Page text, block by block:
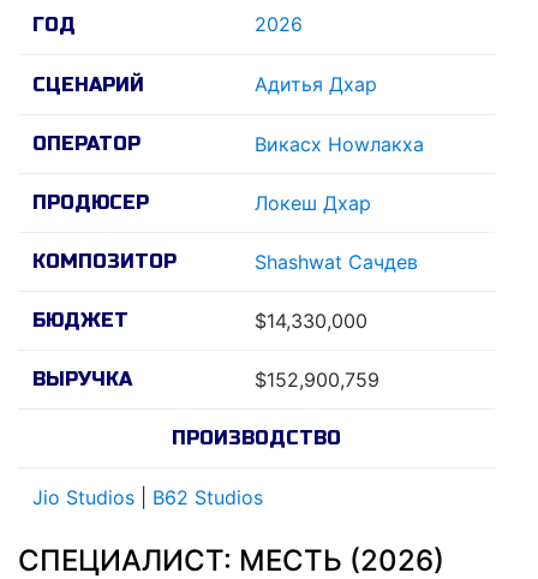
ГОД 2026
СЦЕНАРИЙ Адитья Дхар
ОПЕРАТОР Викасх Ноwлакха
ПРОДЮСЕР Локеш Дхар
КОМПОЗИТОР Shashwat Сачдев
БЮДЖЕТ $14,330,000
ВЫРУЧКА $152,900,759
ПРОИЗВОДСТВО
Jio Studios B62 Studios
СПЕЦИАЛИСТ: МЕСТЬ (2026)